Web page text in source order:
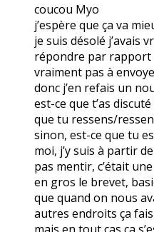
coucou Myo
j’espère que ça va
je suis désolé j’avais
répondre par rapport
vraiment pas à
donc j’en refais un
est-ce que t’as
que tu ressens/
sinon, est-ce que tu
moi, j’y suis à partir
pas mentir, c’était
en gros le brevet,
que quand on nous
autres endroits ça